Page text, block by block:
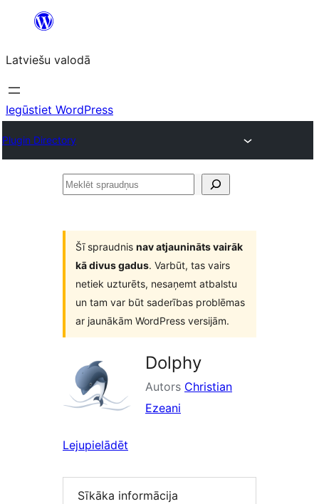
Pāriet
saturu
Latviešu valodā
Iegūstiet WordPress
Plugin Directory
Meklēt
Šī spraudnis nav atjaunināts vairāk
kā divus gadus. Varbūt, tas vairs
netiek uzturēts, nesaņemt atbalstu
un tam var būt saderības problēmas
ar jaunākām WordPress versijām.
Dolphy
Autors Christian
Ezeani
Lejupielādēt
Sīkāka informācija